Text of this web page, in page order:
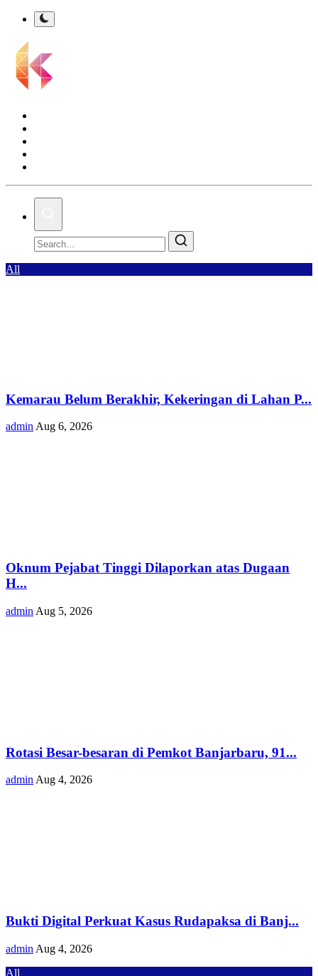
All
Kemarau Belum Berakhir, Kekeringan di Lahan P...
adminAug 6, 2026
Oknum Pejabat Tinggi Dilaporkan atas Dugaan
H...
admin Aug 5, 2026
Rotasi Besar-besaran di Pemkot Banjarbaru, 91...
admin Aug 4, 2026
Bukti Digital Perkuat Kasus Rudapaksa di Banj...
admin Aug 4, 2026
All